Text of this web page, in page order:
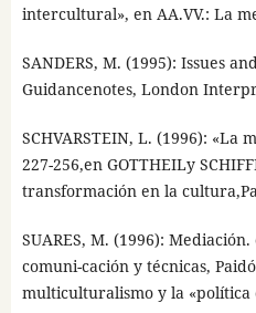
intercultural», en AA.VV.: La
SANDERS, M. (1995): Issues
Guidancenotes, London
SCHVARSTEIN, L. (1996): «La
227-256,en GOTTHEILy
transformación en la
SUARES, M. (1996):
comuni-cación y técnicas,
multiculturalismo y la «política